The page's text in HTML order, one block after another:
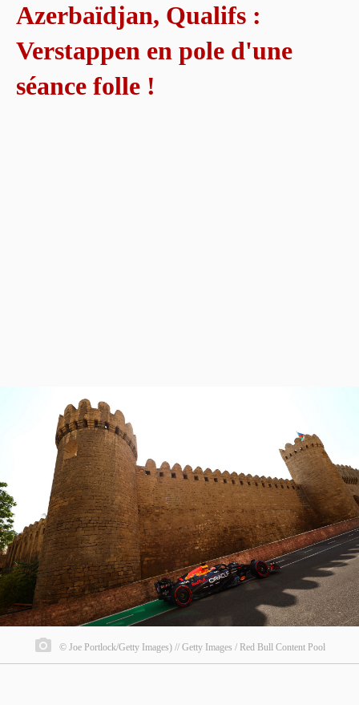
Azerbaïdjan, Qualifs :
Verstappen en pole d'une
séance folle !
© Joe Portlock/Getty Images) // Getty Images / Red Bull Content Pool